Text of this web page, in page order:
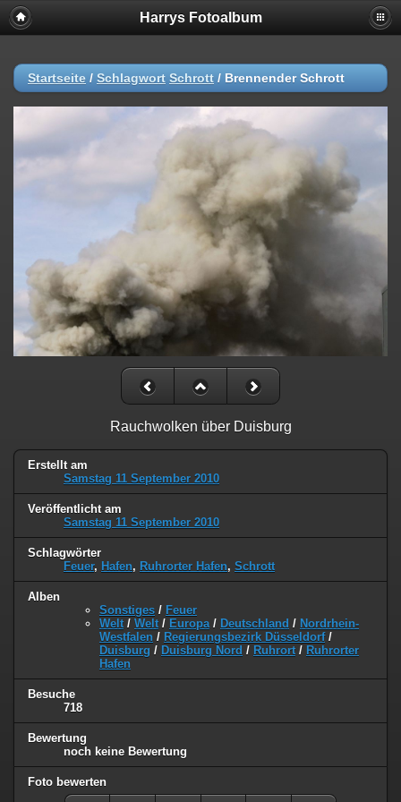
Harrys Fotoalbum
Startseite / Schlagwort Schrott / Brennender Schrott
Rauchwolken über Duisburg
Erstellt am
Samstag 11 September 2010
Veröffentlicht am
Samstag 11 September 2010
Schlagwörter
Feuer, Hafen, Ruhrorter Hafen, Schrott
Alben
Sonstiges / Feuer
Welt / Welt / Europa/ Deutschland / Nordrhein-
Westfalen / Regierungsbezirk Düsseldorf/
Duisburg / Duisburg Nord / Ruhrort / Ruhrorter
Hafen
Besuche
718
Bewertung
noch keine Bewertung
Foto bewerten